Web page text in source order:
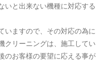
いと出来ない機種に対応する
いますので、その対応の為に
クリーニングは、施工してい
のお客様の要望に応える事が